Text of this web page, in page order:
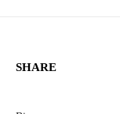
SHARE